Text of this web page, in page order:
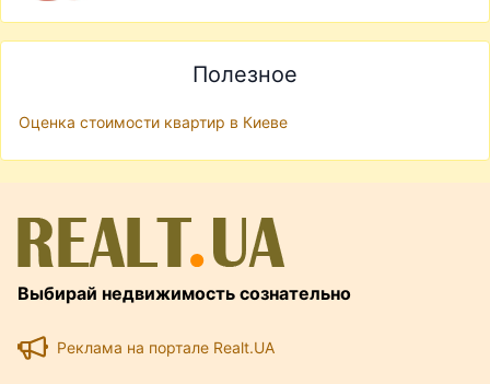
Полезное
Оценка стоимости квартир в Киеве
Выбирай недвижимость сознательно
Реклама на портале Realt.UA